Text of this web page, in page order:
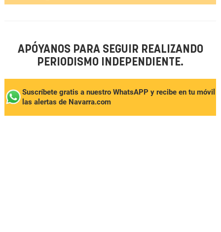
APÓYANOS PARA SEGUIR REALIZANDO
PERIODISMO INDEPENDIENTE.
Suscríbete gratis a nuestro WhatsAPP y recibe en tu móvil
las alertas de Navarra.com